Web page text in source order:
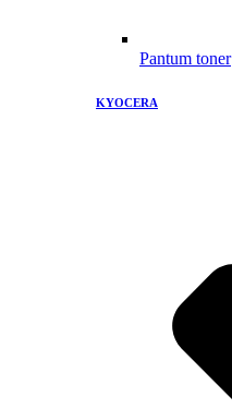
Pantum toner
KYOCERA